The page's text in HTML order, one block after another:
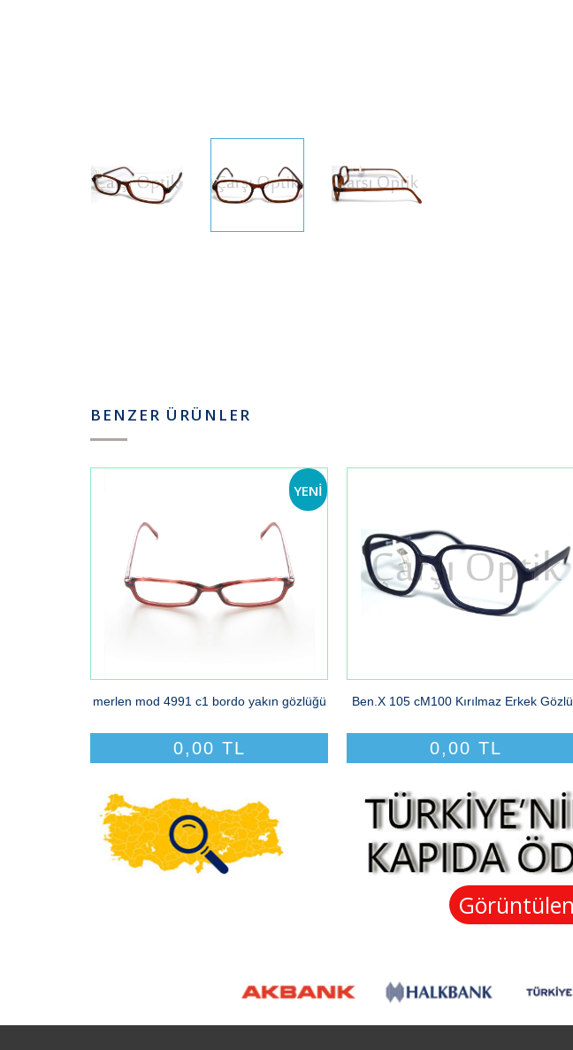
BENZER ÜRÜNLER
YENİ
merlen mod 4991 c1 bordo yakın gözlüğü
0,00 TL
Ben.X 105 cM100 Kırılmaz Erkek
0,00 TL